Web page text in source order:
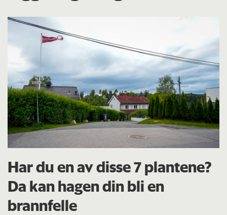
Har du en av disse 7 plantene?
Da kan hagen din bli en
brannfelle